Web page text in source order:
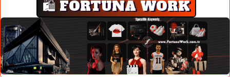
🛍️ FORTUNA WORK